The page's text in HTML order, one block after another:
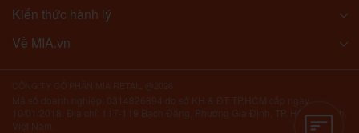
Kiến thức hành lý
Về MIA.vn
10/01/2018. Địa chỉ: 117-119 Bạch Đằng, Phường Gia Định, TP. Hồ Chí Minh,